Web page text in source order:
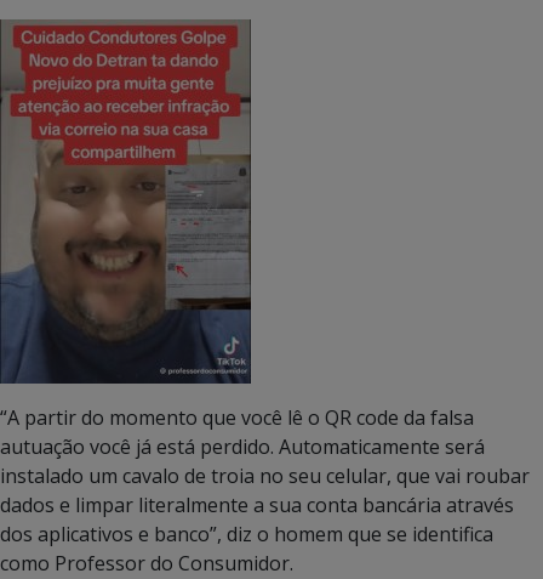
“A partir do momento que você lê o QR code da falsa
autuação você já está perdido. Automaticamente será
instalado um cavalo de troia no seu celular, que vai roubar
dados e limpar literalmente a sua conta bancária através
dos aplicativos e banco”, diz o homem que se identifica
como Professor do Consumidor.